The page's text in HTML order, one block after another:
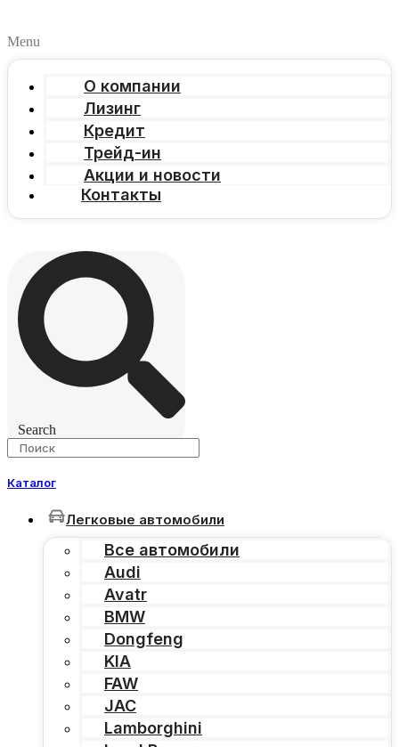
Menu
О компании
Лизинг
Кредит
Трейд-ин
Акции и новости
Контакты
Search
Каталог
Легковые автомобили
Все автомобили
Audi
Avatr
BMW
Dongfeng
KIA
FAW
JAC
Lamborghini